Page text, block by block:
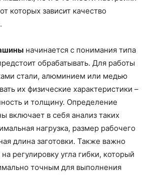
которых зависит качество
начинается с понимания типа
обрабатывать. Для работы
стали, алюминием или медью
их физические характеристики –
и толщину. Определение
включает в себя анализ таких
нагрузка, размер рабочего
длина заготовки. Также важно
регулировку угла гибки, который
точным для выполнения